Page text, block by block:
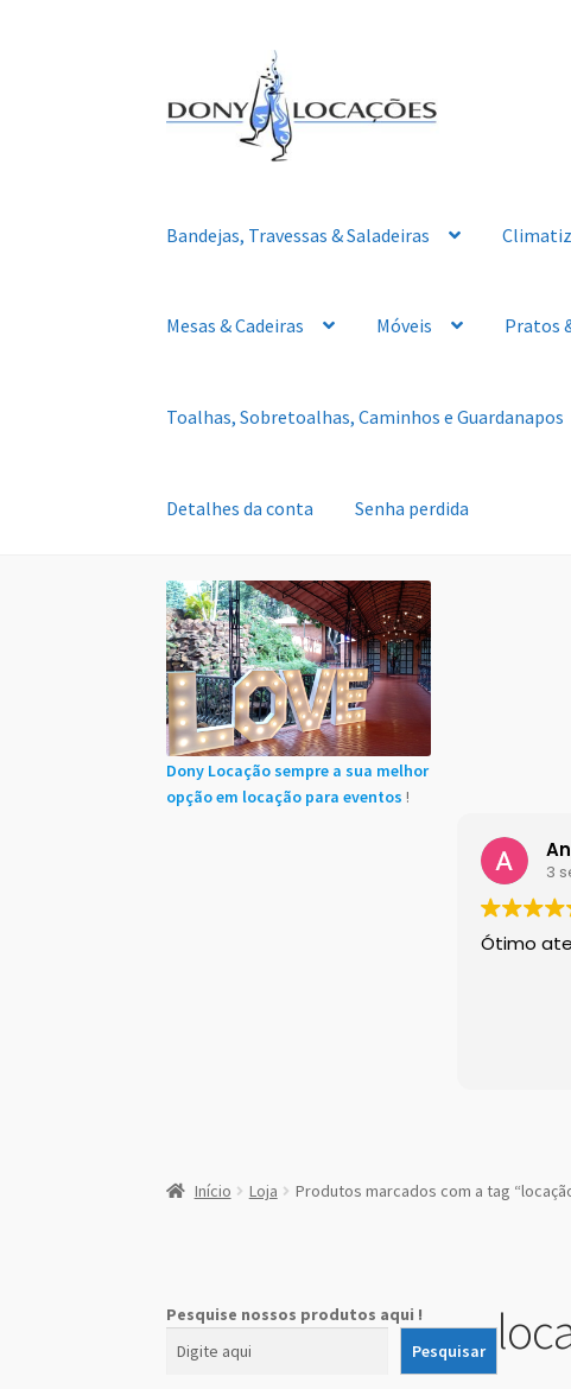
navegação
o
Bandejas, Travessas & Saladeiras
Mesas & Cadeiras Móveis Pratos
Toalhas, Sobretoalhas, Caminhos e Guardanapos
Detalhes da conta Senha perdida
InícioCadastro de ClientesCarrinho
Minha contaSample PageShop Demos
Instagram feedLogoPrice table
Dony Locação sempre a sua melhor
opção em locação para eventos !
3
Ótimo
de Início Loja Produtos marcados com a tag
Pesquise nossos produtos aqui !
Pesquisar